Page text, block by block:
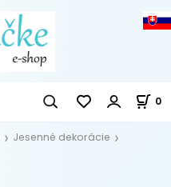
0
Jesenné dekorácie